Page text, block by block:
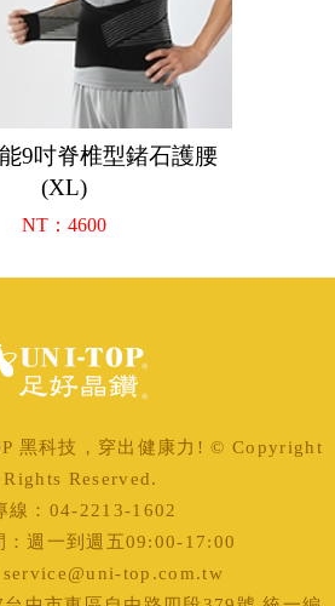
9吋脊椎型鍺石護腰
(XL)
NT：4600
黑科技，穿出健康力! © Copyright
Reserved.
線：04-2213-1602
：週一到週五09:00-17:00
service@uni-top.com.tw